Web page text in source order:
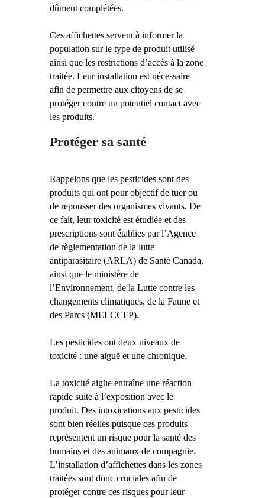
dûment complétées.
Ces affichettes servent à informer la
population sur le type de produit utilisé
ainsi que les restrictions d’accès à la zone
traitée. Leur installation est nécessaire
afin de permettre aux citoyens de se
protéger contre un potentiel contact avec
les produits.
Protéger sa santé
Rappelons que les pesticides sont des
produits qui ont pour objectif de tuer ou
de repousser des organismes vivants. De
ce fait, leur toxicité est étudiée et des
prescriptions sont établies par l’Agence
de règlementation de la lutte
antiparasitaire (ARLA) de Santé Canada,
ainsi que le ministère de
l’Environnement, de la Lutte contre les
changements climatiques, de la Faune et
des Parcs (MELCCFP).
Les pesticides ont deux niveaux de
toxicité : une aiguë et une chronique.
La toxicité aigüe entraîne une réaction
rapide suite à l’exposition avec le
produit. Des intoxications aux pesticides
sont bien réelles puisque ces produits
représentent un risque pour la santé des
humains et des animaux de compagnie.
L’installation d’affichettes dans les zones
traitées sont donc cruciales afin de
protéger contre ces risques pour leur